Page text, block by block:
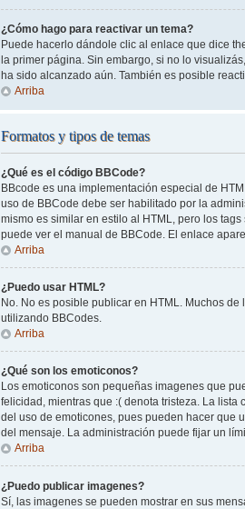
¿Cómo hago para reactivar un tema?
Puede hacerlo dándole clic al enlace que dice
la primer página. Sin embargo, si no lo
ha sido alcanzado aún. También es posible
Arriba
Formatos y tipos de temas
¿Qué es el código BBCode?
BBcode es una implementación especial de
uso de BBCode debe ser habilitado por la
mismo es similar en estilo al HTML, pero los
puede ver el manual de BBCode. El enlace
Arriba
¿Puedo usar HTML?
No. No es posible publicar en HTML. Muchos
utilizando BBCodes.
Arriba
¿Qué son los emoticonos?
Los emoticonos son pequeñas imagenes que
felicidad, mientras que :( denota tristeza. La
del uso de emoticones, pues pueden hacer que
del mensaje. La administración puede fijar un
Arriba
¿Puedo publicar imagenes?
Sí, las imagenes se pueden mostrar en sus